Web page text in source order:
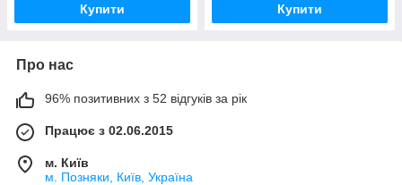
Купити Купити
Про нас
96% позитивних з 52 відгуків за рік
Працює з 02.06.2015
м. Київ
м. Позняки, Київ, Україна